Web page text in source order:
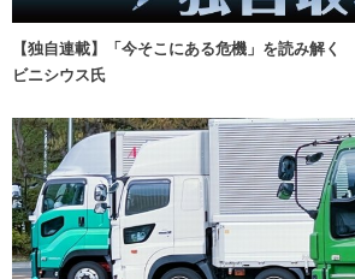
【独自連載】「今そこにある危機」を読み解く
ビニシウス氏